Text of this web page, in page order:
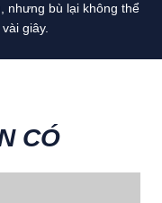
nhưng bù lại không thể
giây.
CÓ